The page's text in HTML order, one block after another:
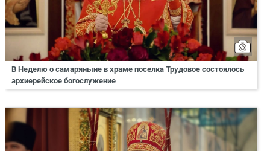
В Неделю о самаряныне в храме поселка Трудовое состоялось
архиерейское богослужение